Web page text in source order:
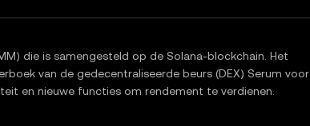
die is samengesteld op de Solana-blockchain. Het
van de gedecentraliseerde beurs (DEX) Serum voor
en nieuwe functies om rendement te verdienen.